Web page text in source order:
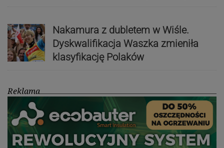
Nakamura z dubletem w Wiśle.
Dyskwalifikacja Waszka zmieniła
klasyfikację Polaków
Reklama